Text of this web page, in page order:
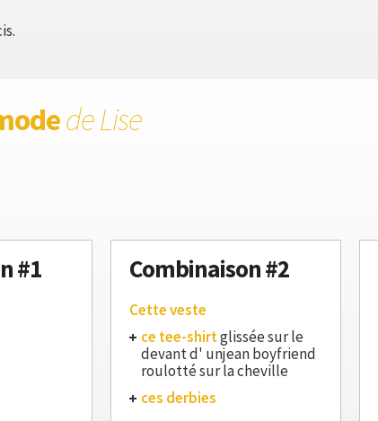
de Lise
#1 Combinaison #2
Cette veste
ce tee-shirtglissée sur le
devant d' unjean boyfriend
roulotté sur la cheville
ces derbies